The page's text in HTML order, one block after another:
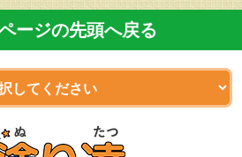
ージの先頭へ戻る